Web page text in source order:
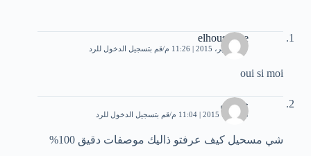
elhoussaine
27 سبتمبر، 2015 | 11:26 م قم بتسجيل الدخول للرد
oui si moi
حسين
5 أكتوبر، 2015 | 11:04 م قم بتسجيل الدخول للرد
شي مسحيل كيف عرفتو ذاليك موصفات دقيق 100%